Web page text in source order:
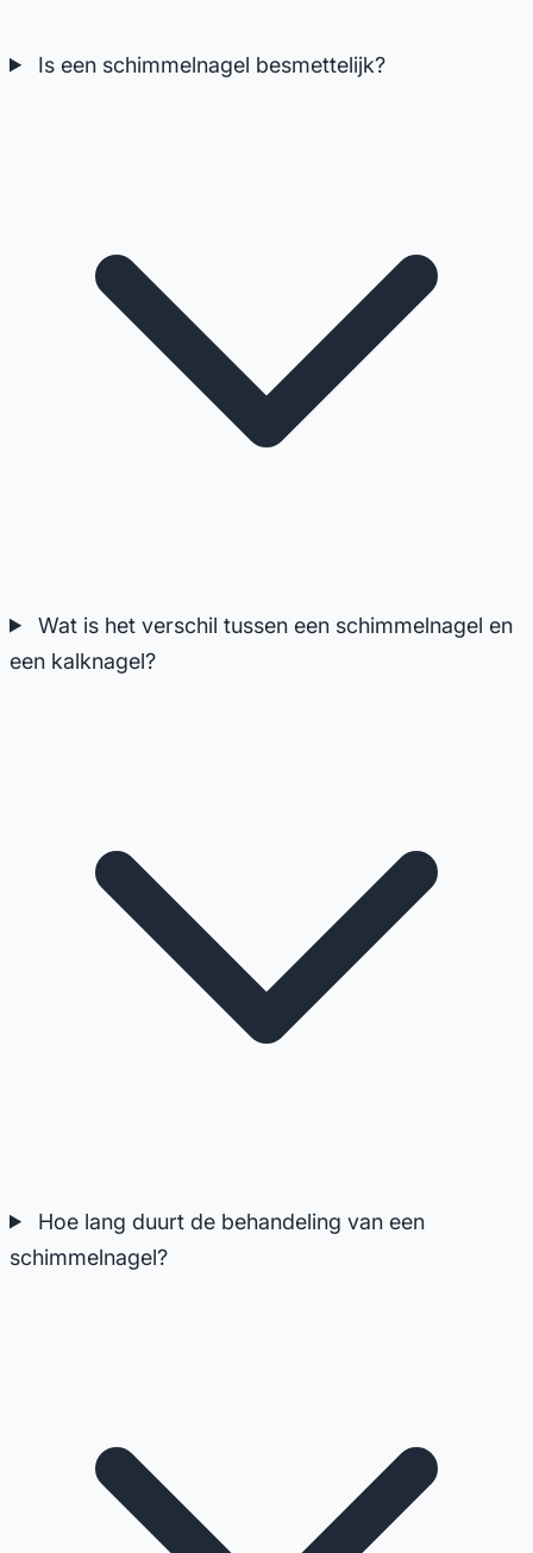
Is een schimmelnagel besmettelijk?
Wat is het verschil tussen een schimmelnagel en
een kalknagel?
Hoe lang duurt de behandeling van een
schimmelnagel?